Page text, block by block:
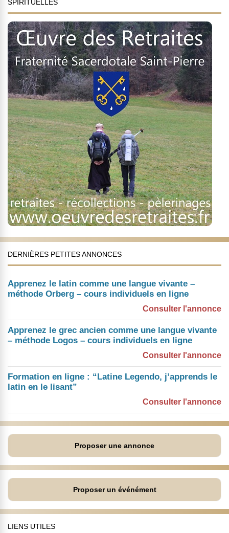
SPIRITUELLES
DERNIÈRES PETITES ANNONCES
Apprenez le latin comme une langue vivante –
méthode Orberg – cours individuels en ligne
Consulter l'annonce
Apprenez le grec ancien comme une langue vivante
– méthode Logos – cours individuels en ligne
Consulter l'annonce
Formation en ligne : “Latine Legendo, j’apprends le
latin en le lisant”
Consulter l'annonce
Proposer une annonce
Proposer un événément
LIENS UTILES